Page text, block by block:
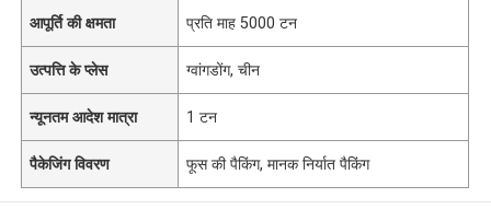
आपूर्ति की क्षमता प्रति माह 5000 टन
उत्पत्ति के प्लेस ग्वांगडोंग, चीन
न्यूनतम आदेश मात्रा 1 टन
पैकेजिंग विवरण फूस की पैकिंग, मानक निर्यात पैकिंग